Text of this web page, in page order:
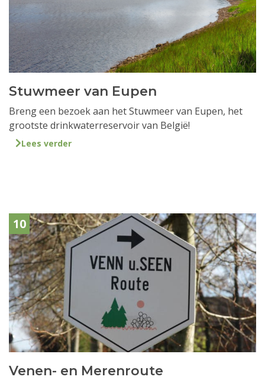
Stuwmeer van Eupen
Breng een bezoek aan het Stuwmeer van Eupen, het
grootste drinkwaterreservoir van België!
Lees verder
10
Venen- en Merenroute